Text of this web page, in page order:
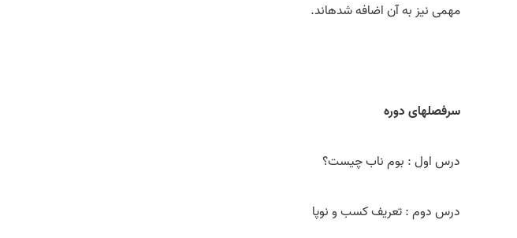
مهمی نیز به آن اضافه شده­اند.
سرفصل­های دوره
درس اول : بوم ناب چیست؟
درس دوم : تعریف کسب و نوپا